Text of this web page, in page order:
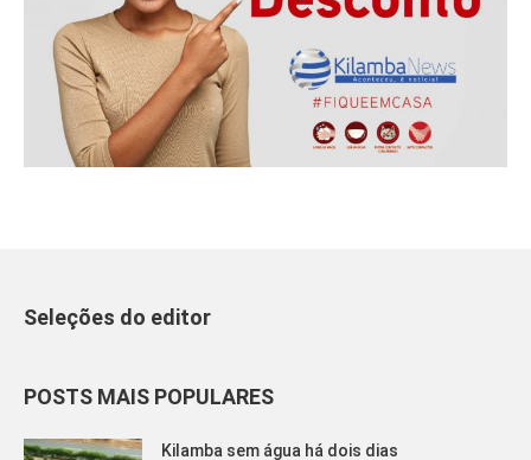
Seleções do editor
POSTS MAIS POPULARES
Kilamba sem água há dois dias